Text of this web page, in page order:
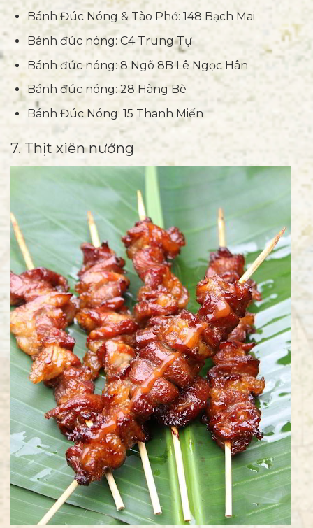
Bánh Đúc Nóng & Tào Phớ: 148 Bạch Mai
Bánh đúc nóng: C4 Trung Tự
Bánh đúc nóng: 8 Ngõ 8B Lê Ngọc Hân
Bánh đúc nóng: 28 Hàng Bè
Bánh Đúc Nóng: 15 Thanh Miến
7. Thịt xiên nướng